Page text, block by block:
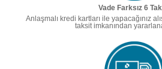
Vade Farksız 6
Anlaşmalı kredi kartları ile yapacağınız
taksit imkanından